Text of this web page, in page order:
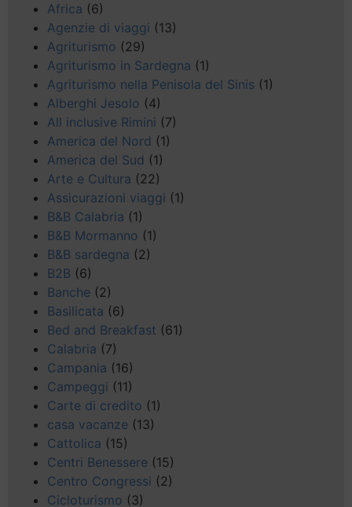
Africa (6)
Agenzie di viaggi (13)
Agriturismo (29)
Agriturismo in Sardegna (1)
Agriturismo nella Penisola del Sinis (1)
Alberghi Jesolo (4)
All inclusive Rimini (7)
America del Nord (1)
America del Sud (1)
Arte e Cultura (22)
Assicurazioni viaggi (1)
B&B Calabria (1)
B&B Mormanno (1)
B&B sardegna (2)
B2B (6)
Banche (2)
Basilicata (6)
Bed and Breakfast (61)
Calabria (7)
Campania (16)
Campeggi (11)
Carte di credito (1)
casa vacanze (13)
Cattolica (15)
Centri Benessere (15)
Centro Congressi (2)
Cicloturismo (3)